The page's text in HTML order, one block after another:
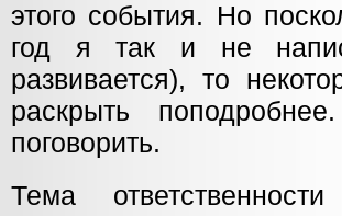
этого события. Но
год я так и не
развивается), то
раскрыть
поговорить.
Тема